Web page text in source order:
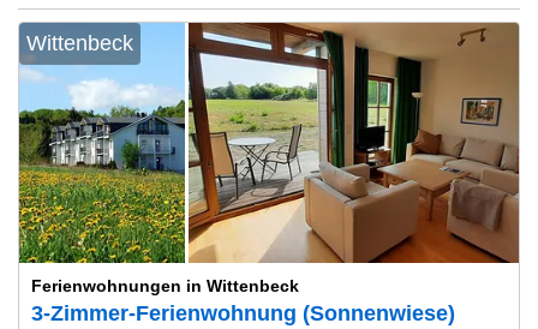
Wittenbeck
Ferienwohnungen in Wittenbeck
3-Zimmer-Ferienwohnung (Sonnenwiese)